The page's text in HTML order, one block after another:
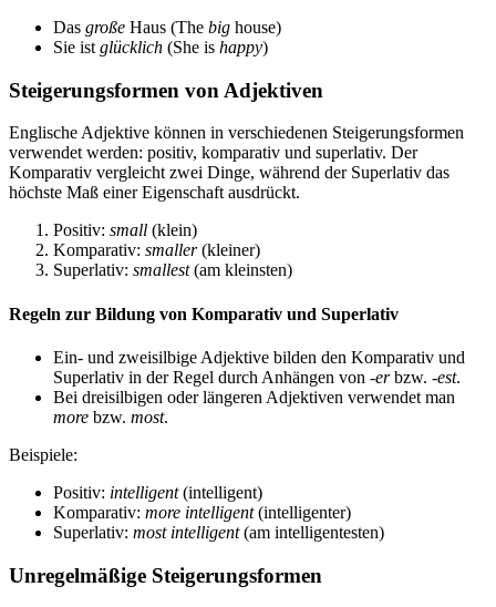
Das große Haus (The big house)
Sie ist glücklich (She is happy)
Steigerungsformen von Adjektiven
Englische Adjektive können in verschiedenen Steigerungsformen
verwendet werden: positiv, komparativ und superlativ. Der
Komparativ vergleicht zwei Dinge, während der Superlativ das
höchste Maß einer Eigenschaft ausdrückt.
Positiv: small (klein)
Komparativ: smaller(kleiner)
Superlativ: smallest(am kleinsten)
Regeln zur Bildung von Komparativ und Superlativ
Ein- und zweisilbige Adjektive bilden den Komparativ und
Superlativ in der Regel durch Anhängen von -erbzw. -est.
Bei dreisilbigen oder längeren Adjektiven verwendet man
more bzw. most.
Beispiele:
Positiv: intelligent(intelligent)
Komparativ: more intelligent(intelligenter)
Superlativ: most intelligent(am intelligentesten)
Unregelmäßige Steigerungsformen